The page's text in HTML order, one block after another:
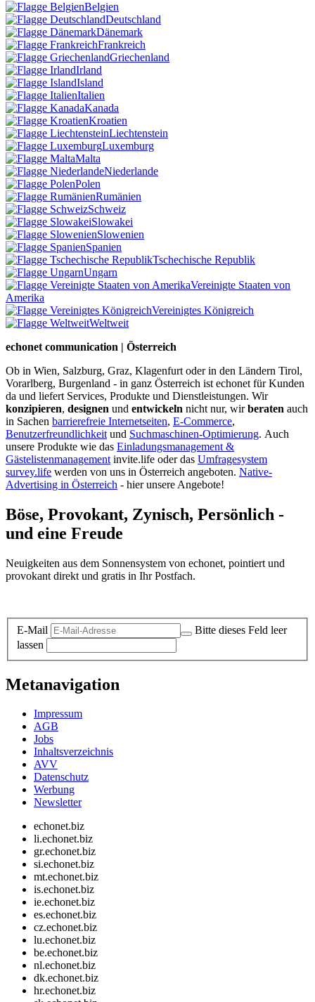
Belgien
Deutschland
Dänemark
Frankreich
Griechenland
Irland
Island
Italien
Kanada
Kroatien
Liechtenstein
Luxemburg
Malta
Niederlande
Polen
Rumänien
Schweiz
Slowakei
Slowenien
Spanien
Tschechische Republik
Ungarn
Vereinigte Staaten von
Amerika
Vereinigtes Königreich
Weltweit
echonet communication | Österreich
Ob in Wien, Salzburg, Graz, Klagenfurt oder in den Ländern Tirol,
Vorarlberg, Burgenland - in ganz Österreich ist echonet für Kunden
da und liefert Services, Produkte und Dienstleistungen. Wir
konzipieren, designen und entwickeln nicht nur, wirberaten auch
in Sachen barrierefreie Internetseiten, E-Commerce,
Benutzerfreundlichkeit und Suchmaschinen-Optimierung. Auch
unsere Produkte wie das Einladungsmanagement &
Gästelistenmanagement invite.life oder das Umfragesystem
survey.life werden von uns in Österreich angeboten. Native-
Advertising in Österreich - hier unsere Angebote!
Böse, Provokant, Zynisch, Persönlich -
und eine Freude
Neuigkeiten aus dem Sonnensystem von echonet, pointiert und
provokant direkt und gratis in Ihr Postfach.
E-Mail
Bitte dieses Feld leer
lassen
Metanavigation
Impressum
AGB
Jobs
Inhaltsverzeichnis
AVV
Datenschutz
Werbung
Newsletter
echonet.biz
li.echonet.biz
gr.echonet.biz
si.echonet.biz
mt.echonet.biz
is.echonet.biz
ie.echonet.biz
es.echonet.biz
cz.echonet.biz
lu.echonet.biz
be.echonet.biz
nl.echonet.biz
dk.echonet.biz
hr.echonet.biz